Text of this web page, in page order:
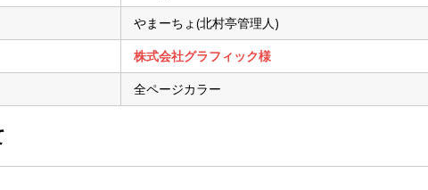
やまーちょ(北村亭管理人)
株式会社グラフィック様
全ページカラー